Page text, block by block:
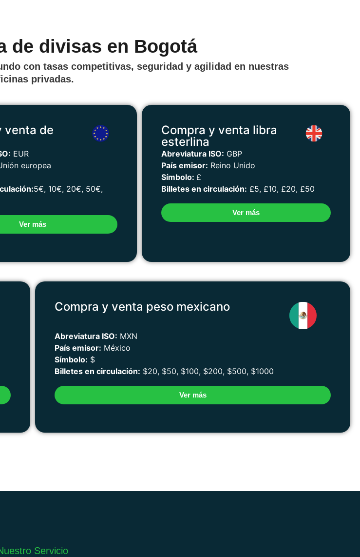
de divisas en Bogotá
con tasas competitivas, seguridad y agilidad en nuestras
privadas.
venta de
EUR
europea
5€, 10€, 20€, 50€,
Ver más
Compra y venta libra
esterlina
Abreviatura ISO: GBP
País emisor: Reino Unido
Símbolo: £
Billetes en circulación: £5, £10, £20, £50
Ver más
Compra y venta peso mexicano
Abreviatura ISO: MXN
País emisor: México
Símbolo: $
Billetes en circulación: $20, $50, $100, $200, $500, $1000
Ver más
Servicio